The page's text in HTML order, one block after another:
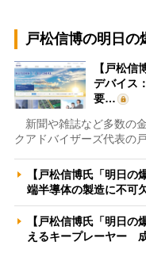
戸松信博の明日の
【戸松
デバイス
要…
新聞や雑誌など多数の
クアドバイザーズ代表の
【戸松信博氏「明日
端半導体の製造に不可
【戸松信博氏「明日
えるキープレーヤー